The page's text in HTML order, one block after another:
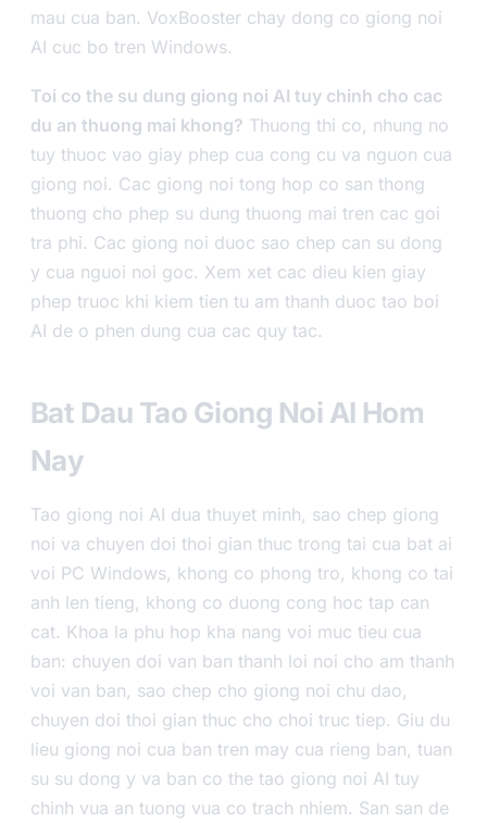
mau cua ban. VoxBooster chay dong co giong noi
AI cuc bo tren Windows.
Toi co the su dung giong noi AI tuy chinh cho cac
du an thuong mai khong? Thuong thi co, nhung no
tuy thuoc vao giay phep cua cong cu va nguon cua
giong noi. Cac giong noi tong hop co san thong
thuong cho phep su dung thuong mai tren cac goi
tra phi. Cac giong noi duoc sao chep can su dong
y cua nguoi noi goc. Xem xet cac dieu kien giay
phep truoc khi kiem tien tu am thanh duoc tao boi
AI de o phen dung cua cac quy tac.
Bat Dau Tao Giong Noi AI Hom
Nay
Tao giong noi AI dua thuyet minh, sao chep giong
noi va chuyen doi thoi gian thuc trong tai cua bat ai
voi PC Windows, khong co phong tro, khong co tai
anh len tieng, khong co duong cong hoc tap can
cat. Khoa la phu hop kha nang voi muc tieu cua
ban: chuyen doi van ban thanh loi noi cho am thanh
voi van ban, sao chep cho giong noi chu dao,
chuyen doi thoi gian thuc cho choi truc tiep. Giu du
lieu giong noi cua ban tren may cua rieng ban, tuan
su su dong y va ban co the tao giong noi AI tuy
chinh vua an tuong vua co trach nhiem. San san de